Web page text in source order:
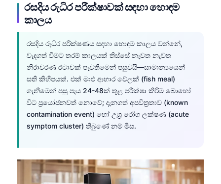
රසදිය රුධිර පරීක්ෂාවක් සඳහා හොඳම
කාලය
රසදිය රුධිර පරීක්ෂණය සඳහා හොඳම කාලය වන්නේ,
වැදගත් වීමට තරම් කාලයක් තිස්සේ නැවත නැවත
නිරාවරණ රටාවක් පැවතීමෙන් පසුවයි—සාමාන්‍යයෙන්
සති කිහිපයක්. එක් මාළු ආහාර වේලක් (fish meal)
ගැනීමෙන් පසු පැය 24-48ක් තුළ පරීක්ෂා කිරීම බොහෝ
විට ප්‍රයෝජනවත් නොවේ; දැනගත් අපවිත්‍රතාව (known
contamination event) හෝ උග්‍ර රෝග ලක්ෂණ (acute
symptom cluster) තිබුණේ නම් මිස.
मराठी
తెలుగు
ગુજરાતી
ಕನ್ನಡ
മലയാളം
Bahasa Melayu
Tagalog
ไทย
ဗမာစာ